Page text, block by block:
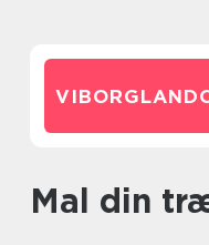
Mal din